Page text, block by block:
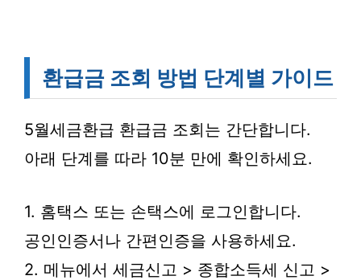
환급금 조회 방법 단계별 가이드
5월세금환급 환급금 조회는 간단합니다.
아래 단계를 따라 10분 만에 확인하세요.
1. 홈택스 또는 손택스에 로그인합니다.
공인인증서나 간편인증을 사용하세요.
2. 메뉴에서 세금신고 > 종합소득세 신고 >